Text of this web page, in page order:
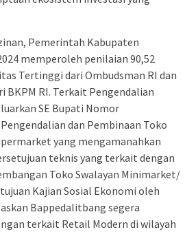
Pemerintah Kabupaten
memperoleh penilaian 90,52
Tertinggi dari Ombudsman RI dan
BKPM RI. Terkait Pengendalian
SE Bupati Nomor
dan Pembinaan Toko
yang mengamanahkan
teknis yang terkait dengan
Toko Swalayan Minimarket/
Kajian Sosial Ekonomi oleh
Bappedalitbang segera
terkait Retail Modern di wilayah